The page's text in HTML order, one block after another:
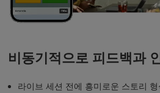
비동기적으로 피드백과
라이브 세션 전에 흥미로운 스토리